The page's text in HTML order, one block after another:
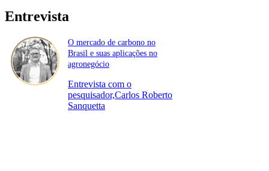
Entrevista
O mercado de carbono no
Brasil e suas aplicações no
agronegócio
Entrevista com o
pesquisador,Carlos Roberto
Sanquetta